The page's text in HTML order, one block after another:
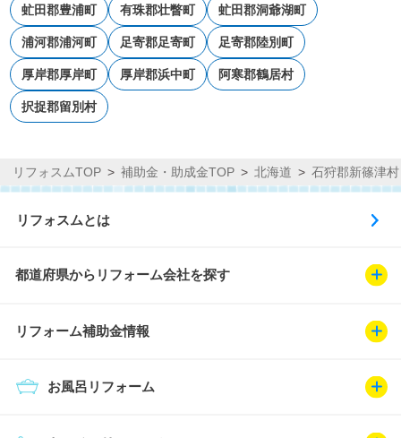
虻田郡豊浦町 有珠郡壮瞥町 虻田郡洞爺湖町
浦河郡浦河町 足寄郡足寄町 足寄郡陸別町
厚岸郡厚岸町 厚岸郡浜中町 阿寒郡鶴居村
択捉郡留別村
リフォスムTOP 補助金・助成金TOP 北海道 石狩郡新篠津村
リフォスムとは
都道府県からリフォーム会社を探す
リフォーム補助金情報
お風呂リフォーム